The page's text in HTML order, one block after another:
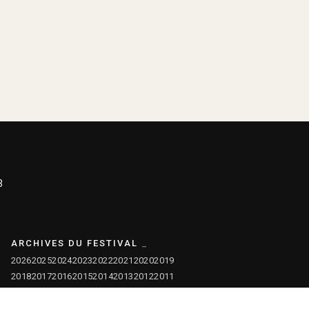
ARCHIVES DU FESTIVAL
202620252024202320222021 20202019
20182017201620152014201320122011